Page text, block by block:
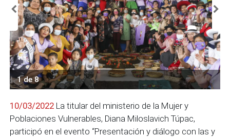
1 de 8
10/03/2022 La titular del ministerio de la Mujer y
Poblaciones Vulnerables, Diana Miloslavich Túpac,
participó en el evento “Presentación y diálogo con las y